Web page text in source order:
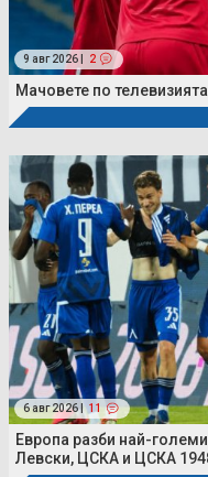
9 авг 2026 | 2
Мачовете по
6 авг 2026 | 11
Европа разби най-
Левски, ЦСКА и ЦСКА